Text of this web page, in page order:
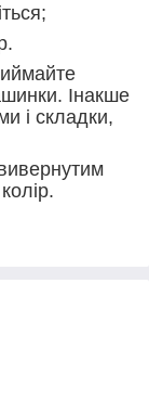
Інакше
і складки,